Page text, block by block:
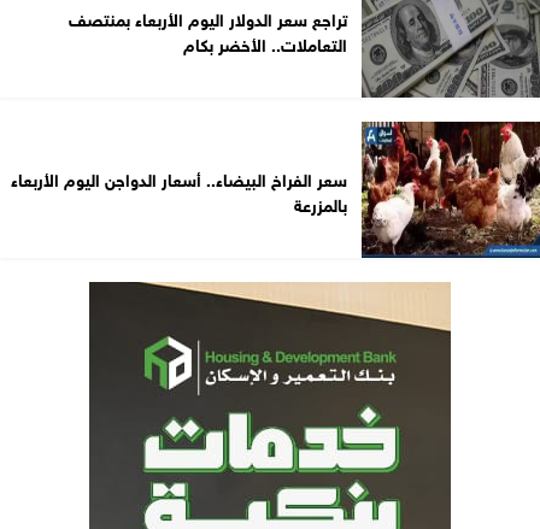
تراجع سعر الدولار اليوم الأربعاء بمنتصف
التعاملات.. الأخضر بكام
سعر الفراخ البيضاء.. أسعار الدواجن اليوم الأربعاء
بالمزرعة